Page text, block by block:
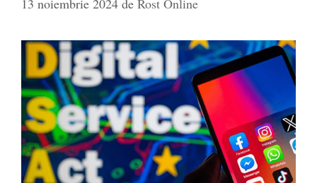
13 noiembrie 2024 de Rost Online